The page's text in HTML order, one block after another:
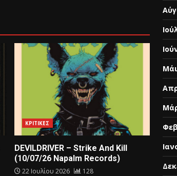
ΚΡΙΤΙΚΕΣ
DEVILDRIVER – Strike And Kill
(10/07/26 Napalm Records)
22 Ιουλίου 2026 128